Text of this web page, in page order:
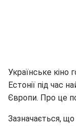
Українське кіно
Естонії під час
Європи. Про це
Зазначається,